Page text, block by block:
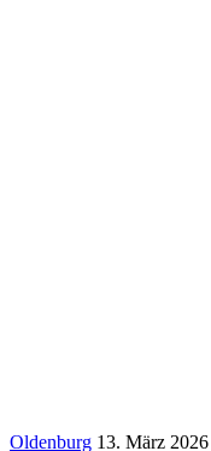
Oldenburg 13. März 2026